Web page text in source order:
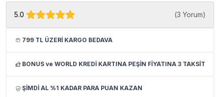
5.0 (3 Yorum)
799 TL ÜZERİ KARGO BEDAVA
BONUS ve WORLD KREDİ KARTINA PEŞİN FİYATINA 3 TAKSİT
ŞİMDİ AL %1 KADAR PARA PUAN KAZAN